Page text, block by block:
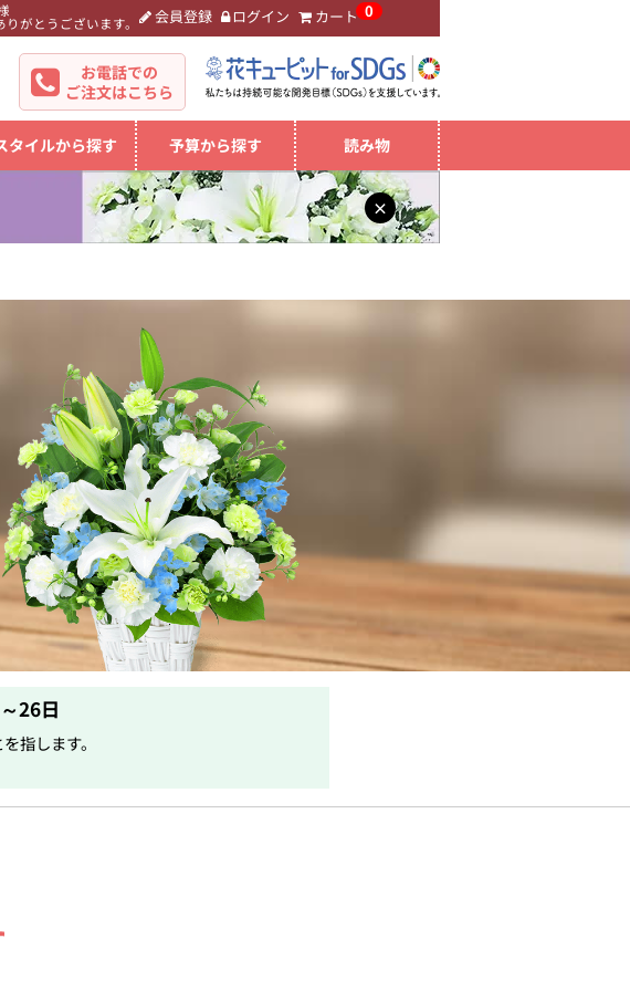
りがとうございます。 会員登録 ログイン カート 0
お電話での
ご注文はこちら
タイルから探す 予算から探す 読み物
×
26日
指します。